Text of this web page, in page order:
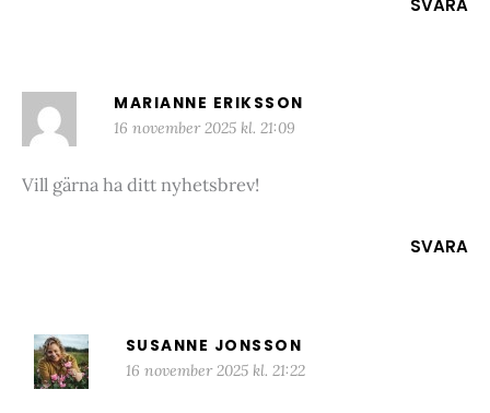
MARIANNE ERIKSSON
16 november 2025 kl. 21:09
Vill gärna ha ditt nyhetsbrev!
SVARA
SUSANNE JONSSON
16 november 2025 kl. 21:22